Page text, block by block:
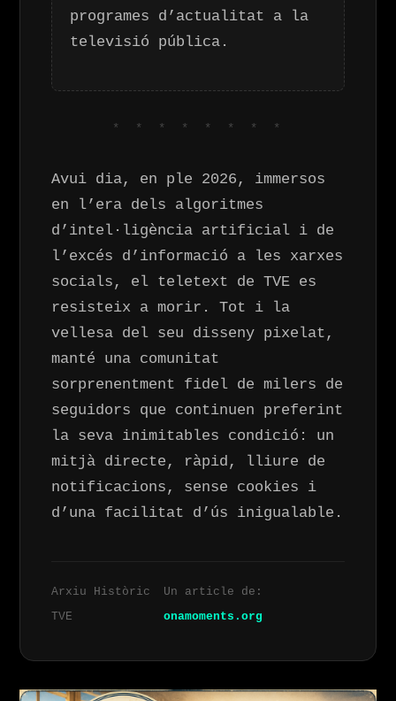
programes d’actualitat a la
televisió pública.
* * * * * * * *
Avui dia, en ple 2026, immersos
en l’era dels algoritmes
d’intel·ligència artificial i de
l’excés d’informació a les xarxes
socials, el teletext de TVE es
resisteix a morir. Tot i la
vellesa del seu disseny pixelat,
manté una comunitat
sorprenentment fidel de milers de
seguidors que continuen preferint
la seva inimitables condició: un
mitjà directe, ràpid, lliure de
notificacions, sense cookies i
d’una facilitat d’ús inigualable.
Arxiu Històric
TVE
Un article de:
onamoments.org